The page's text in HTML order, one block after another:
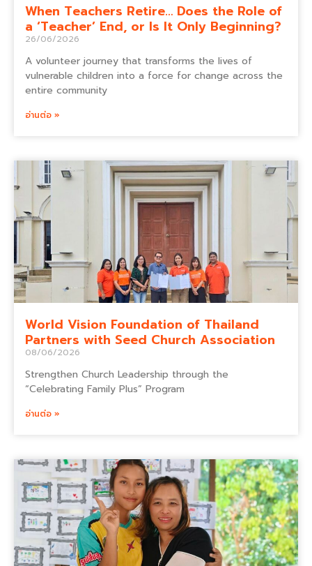
When Teachers Retire… Does the Role of
a ‘Teacher’ End, or Is It Only Beginning?
26/06/2026
A volunteer journey that transforms the lives of
vulnerable children into a force for change across the
entire community
อ่านต่อ »
World Vision Foundation of Thailand
Partners with Seed Church Association
08/06/2026
Strengthen Church Leadership through the
“Celebrating Family Plus” Program
อ่านต่อ »